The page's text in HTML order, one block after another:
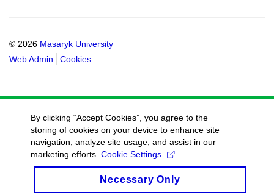
© 2026 Masaryk University
Web Admin
Cookies
By clicking “Accept Cookies”, you agree to the
storing of cookies on your device to enhance site
navigation, analyze site usage, and assist in our
marketing efforts. Cookie Settings
Necessary Only